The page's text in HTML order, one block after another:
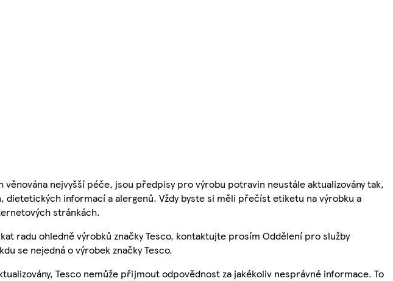
nejvyšší péče, jsou předpisy pro výrobu potravin neustále aktualizovány tak,
dietetických informací a alergenů. Vždy byste si měli přečíst etiketu na výrobku a
stránkách.
radu ohledně výrobků značky Tesco, kontaktujte prosím Oddělení pro služby
se nejedná o výrobek značky Tesco.
Tesco nemůže přijmout odpovědnost za jakékoliv nesprávné informace. To